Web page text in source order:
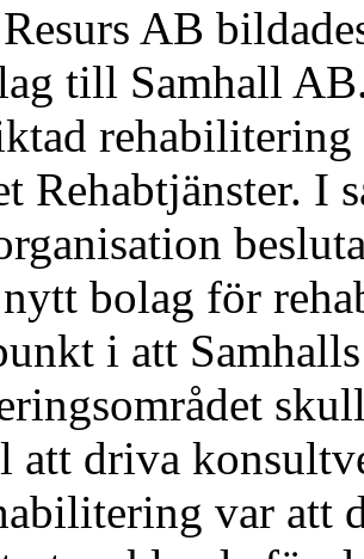
AB
till Samhall
Rehabtjänster. I
bolag för
i att
driva
var att